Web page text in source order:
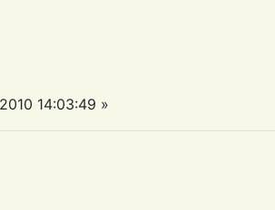
14:03:49 »